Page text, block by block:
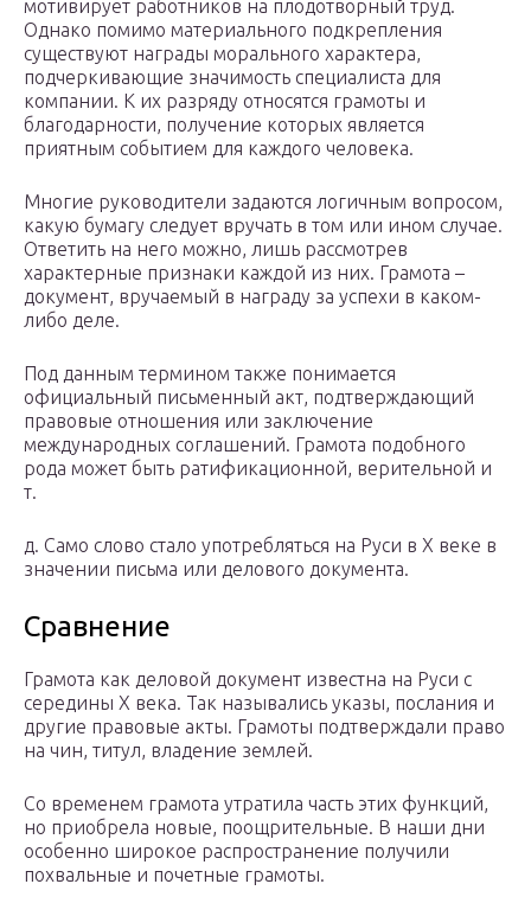
мотивирует работников на плодотворный труд.
Однако помимо материального подкрепления
существуют награды морального характера,
подчеркивающие значимость специалиста для
компании. К их разряду относятся грамоты и
благодарности, получение которых является
приятным событием для каждого человека.
Многие руководители задаются логичным вопросом,
какую бумагу следует вручать в том или ином случае.
Ответить на него можно, лишь рассмотрев
характерные признаки каждой из них. Грамота –
документ, вручаемый в награду за успехи в каком-
либо деле.
Под данным термином также понимается
официальный письменный акт, подтверждающий
правовые отношения или заключение
международных соглашений. Грамота подобного
рода может быть ратификационной, верительной и
т.
д. Само слово стало употребляться на Руси в X веке в
значении письма или делового документа.
Сравнение
Грамота как деловой документ известна на Руси с
середины X века. Так назывались указы, послания и
другие правовые акты. Грамоты подтверждали право
на чин, титул, владение землей.
Со временем грамота утратила часть этих функций,
но приобрела новые, поощрительные. В наши дни
особенно широкое распространение получили
похвальные и почетные грамоты.